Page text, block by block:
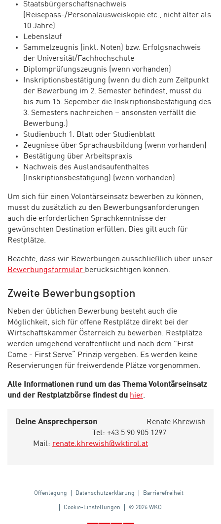
Staatsbürgerschaftsnachweis
(Reisepass-/Personalausweiskopie etc., nicht älter als
10 Jahre)
Lebenslauf
Sammelzeugnis (inkl. Noten) bzw. Erfolgsnachweis
der Universität/Fachhochschule
Diplomprüfungszeugnis (wenn vorhanden)
Inskriptionsbestätigung (wenn du dich zum Zeitpunkt
der Bewerbung im 2. Semester befindest, musst du
bis zum 15. Sepember die Inskriptionsbestätigung des
3. Semesters nachreichen – ansonsten verfällt die
Bewerbung.)
Studienbuch 1. Blatt oder Studienblatt
Zeugnisse über Sprachausbildung (wenn vorhanden)
Bestätigung über Arbeitspraxis
Nachweis des Auslandsaufenthaltes
(Inskriptionsbestätigung) (wenn vorhanden)
Um sich für einen Volontärseinsatz bewerben zu können,
musst du zusätzlich zu den Bewerbungsanforderungen
auch die erforderlichen Sprachkenntnisse der
gewünschten Destination erfüllen. Dies gilt auch für
Restplätze.
Beachte, dass wir Bewerbungen ausschließlich über unser
Bewerbungsformular berücksichtigen können.
Zweite Bewerbungsoption
Neben der üblichen Bewerbung besteht auch die
Möglichkeit, sich für offene Restplätze direkt bei der
Wirtschaftskammer Österreich zu bewerben. Restplätze
werden umgehend veröffentlicht und nach dem "First
Come - First Serve“ Prinzip vergeben. Es werden keine
Reservierungen für freiwerdende Plätze vorgenommen.
Alle Informationen rund um das Thema Volontärseinsatz
und der Restplatzbörse findest du hier.
Deine Ansprechperson
Renate Khrewish
Tel: +43 5 90 905 1297
Mail: renate.khrewish@wktirol.at
Offenlegung Datenschutzerklärung Barrierefreiheit
Cookie-Einstellungen © 2026 WKO